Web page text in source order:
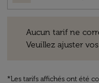
Aucun tarif ne
Veuillez ajuster
*Les tarifs affichés ont été